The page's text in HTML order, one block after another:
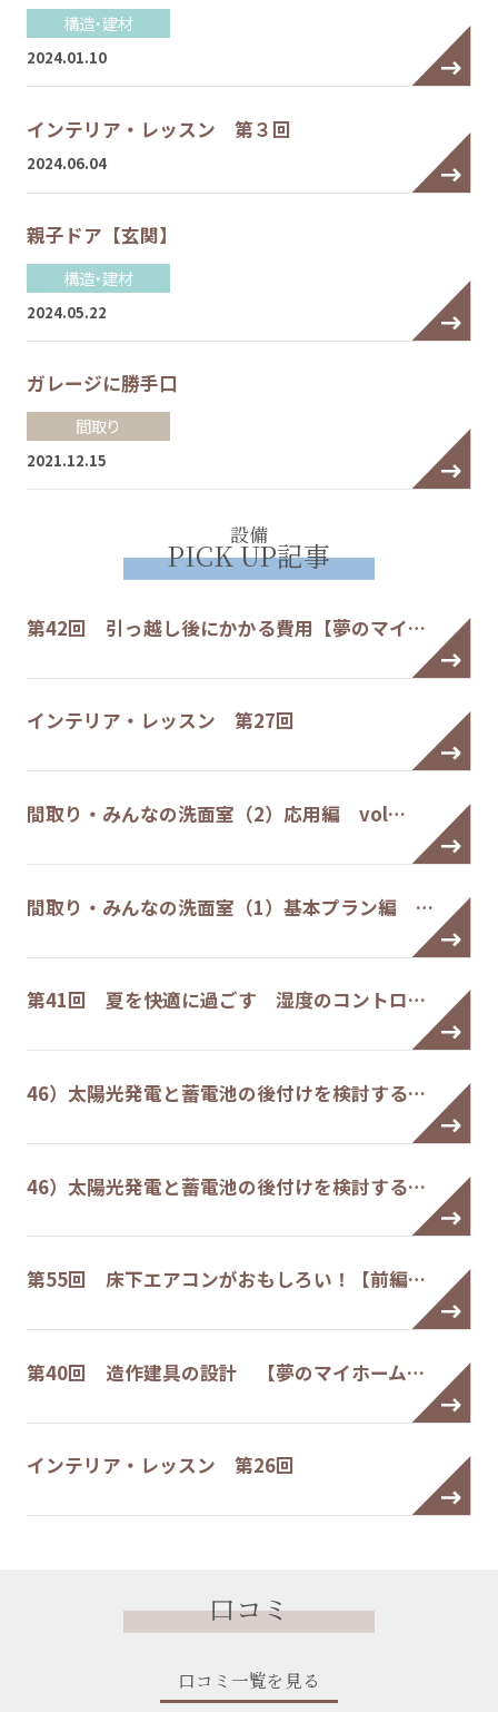
構造・建材
2024.01.10
インテリア・レッスン 第３回
2024.06.04
親子ドア【玄関】
構造・建材
2024.05.22
ガレージに勝手口
間取り
2021.12.15
設備
PICK UP記事
第42回 引っ越し後にかかる費用【夢のマイ…
インテリア・レッスン 第27回
間取り・みんなの洗面室（2）応用編 vol…
間取り・みんなの洗面室（1）基本プラン編 …
第41回 夏を快適に過ごす 湿度のコントロ…
46）太陽光発電と蓄電池の後付けを検討する…
46）太陽光発電と蓄電池の後付けを検討する…
第55回 床下エアコンがおもしろい！【前編…
第40回 造作建具の設計 【夢のマイホーム…
インテリア・レッスン 第26回
口コミ
口コミ一覧を見る